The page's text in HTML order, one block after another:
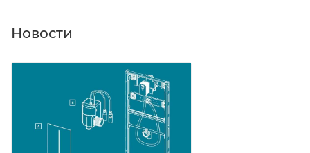
Новости